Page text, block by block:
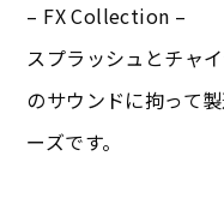
– FX Collection –
スプラッシュとチャ
のサウンドに拘って
ーズです。